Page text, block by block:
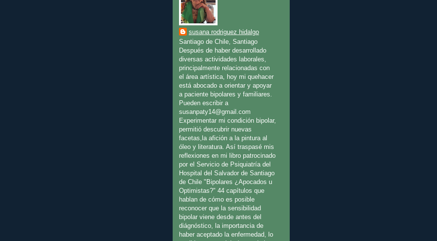
susana rodriguez hidalgo
Santiago de Chile, Santiago
Después de haber desarrollado
diversas actividades laborales,
principalmente relacionadas con
el área artística, hoy mi quehacer
está abocado a orientar y apoyar
a paciente bipolares y familiares.
Pueden escribir a
susanpaty14@gmail.com
Experimentar mi condición bipolar,
permitió descubrir nuevas
facetas,la afición a la pintura al
óleo y literatura. Así traspasé mis
reflexiones en mi libro patrocinado
por el Servicio de Psiquiatría del
Hospital del Salvador de Santiago
de Chile "Bipolares ¿Apocados u
Optimistas?" 44 capítulos que
hablan de cómo es posible
reconocer que la sensibilidad
bipolar viene desde antes del
diágnóstico, la importancia de
haber aceptado la enfermedad, lo